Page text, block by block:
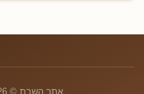
אתר השבת © 2026 | כל הזכויות שמורות